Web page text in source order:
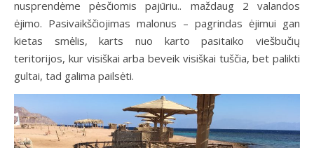
nusprendėme pėsčiomis pajūriu.. maždaug 2 valandos
ėjimo. Pasivaikščiojimas malonus – pagrindas ėjimui gan
kietas smėlis, karts nuo karto pasitaiko viešbučių
teritorijos, kur visiškai arba beveik visiškai tuščia, bet palikti
gultai, tad galima pailsėti.